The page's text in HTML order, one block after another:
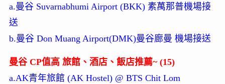
a.曼谷 Suvarnabhumi Airport (BKK) 素萬那普機場接
送
b.曼谷 Don Muang Airport(DMK)曼谷廊曼 機場接送
曼谷 CP值高 旅館、酒店、飯店推薦~ (15)
a.AK青年旅館 (AK Hostel) @ BTS Chit Lom